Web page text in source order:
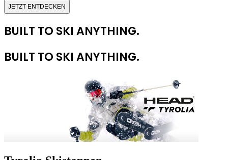
JETZT ENTDECKEN
BUILT TO SKI ANYTHING.
BUILT TO SKI ANYTHING.